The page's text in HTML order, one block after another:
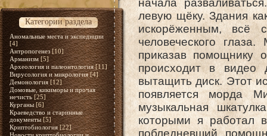
Категории раздела
Аномальные места и экспедиции
[4]
Антропогенез [10]
Арманизм [5]
Археология и палеонтология [11]
Вирусология и микрология [4]
Демонология [12]
Домовые, кикиморы и прочая
нечисть [25]
Курганы [6]
Краеведство и старинные
документы [5]
Криптобиология [22]
начала
левую щёку. Здания
искорёженным, всё
человеческого
приказав помощнику
происходит в видео
вытащить диск. Этот
появляется морда
музыкальная
которыми я работал
побледневший